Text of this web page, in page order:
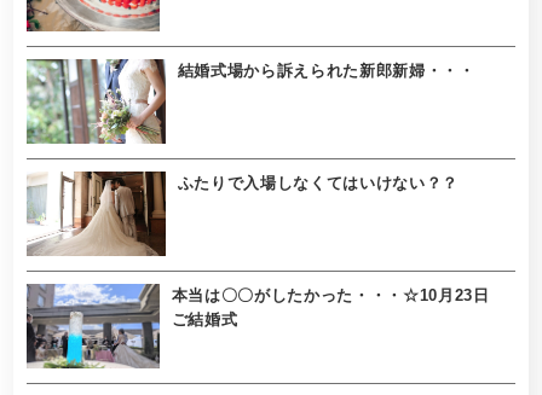
結婚式場から訴えられた新郎新婦・・・
ふたりで入場しなくてはいけない？？
本当は〇〇がしたかった・・・☆10月23日
ご結婚式